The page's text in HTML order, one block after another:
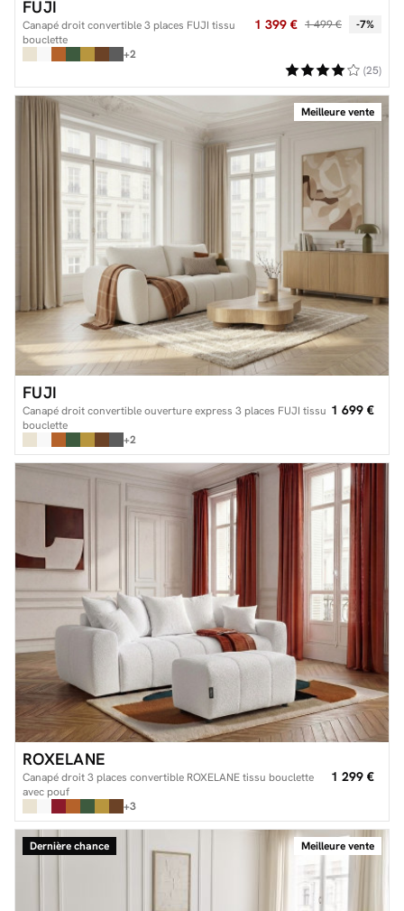
FUJI
Canapé droit convertible 3 places FUJI tissu
bouclette
1 399 € 1 499 € -7%
+2
(25)
Meilleure vente
FUJI
Canapé droit convertible ouverture express 3 places FUJI tissu
bouclette
1 699 €
+2
ROXELANE
Canapé droit 3 places convertible ROXELANE tissu bouclette
avec pouf
1 299 €
+3
Meilleure vente
Dernière chance